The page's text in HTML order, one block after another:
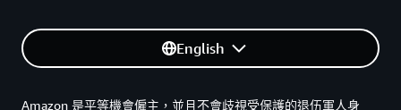
English
Amazon 是平等機會僱主，並且不會歧視受保護的退伍軍人身